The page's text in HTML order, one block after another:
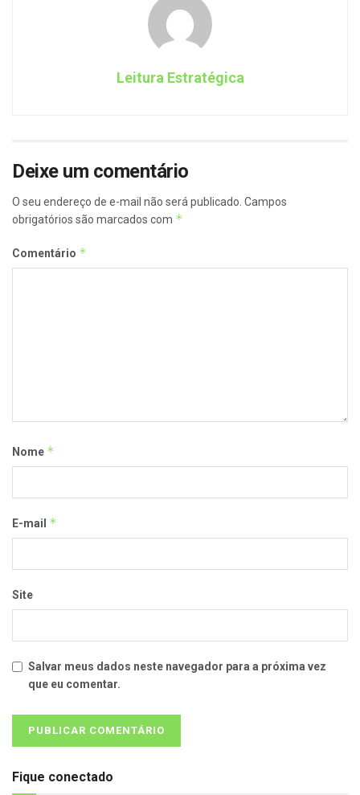
Leitura Estratégica
Deixe um comentário
O seu endereço de e-mail não será publicado. Campos
obrigatórios são marcados com *
Comentário *
Nome *
E-mail *
Site
Salvar meus dados neste navegador para a próxima vez
que eu comentar.
Fique conectado